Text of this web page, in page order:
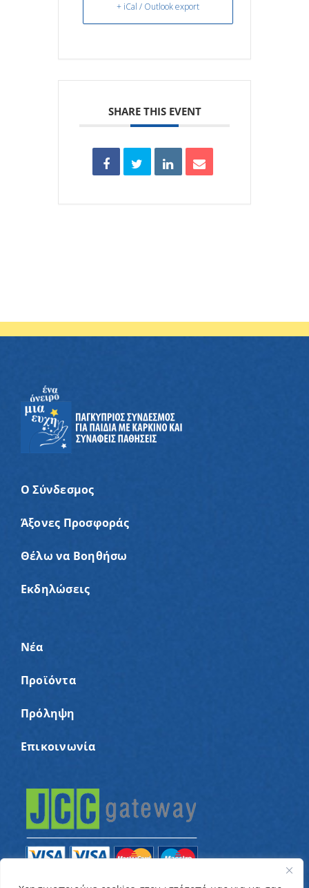
+ iCal / Outlook export
SHARE THIS EVENT
Ο Σύνδεσμος
Άξονες Προσφοράς
Θέλω να Βοηθήσω
Εκδηλώσεις
Νέα
Προϊόντα
Πρόληψη
Επικοινωνία